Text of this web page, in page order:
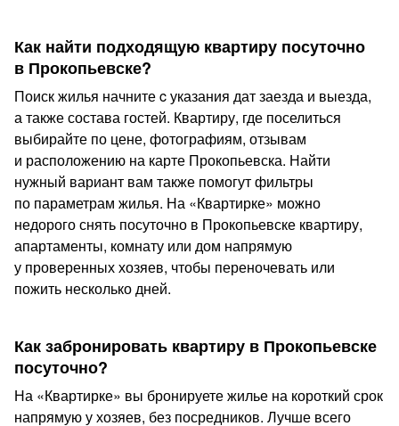
Как найти подходящую квартиру посуточно
в Прокопьевске?
Поиск жилья начните c указания дат заезда и выезда,
а также состава гостей. Квартиру, где поселиться
выбирайте по цене, фотографиям, отзывам
и расположению на карте Прокопьевска. Найти
нужный вариант вам также помогут фильтры
по параметрам жилья. На «Квартирке» можно
недорого снять посуточно в Прокопьевске квартиру,
апартаменты, комнату или дом напрямую
у проверенных хозяев, чтобы переночевать или
пожить несколько дней.
Как забронировать квартиру в Прокопьевске
посуточно?
На «Квартирке» вы бронируете жилье на короткий срок
напрямую у хозяев, без посредников. Лучше всего